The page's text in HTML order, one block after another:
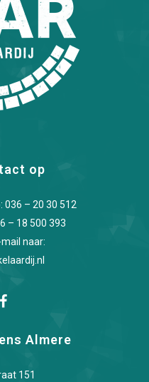
op
036 – 20 30 512
– 18 500 393
naar:
Almere
151